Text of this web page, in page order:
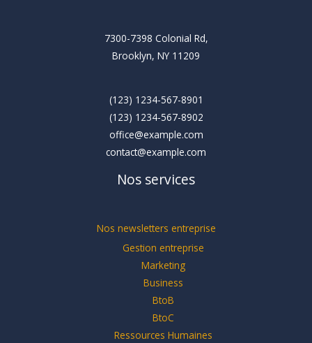
7300-7398 Colonial Rd,
Brooklyn, NY 11209
(123) 1234-567-8901
(123) 1234-567-8902
office@example.com
contact@example.com
Nos services
Nos newsletters entreprise
Gestion entreprise
Marketing
Business
BtoB
BtoC
Ressources Humaines